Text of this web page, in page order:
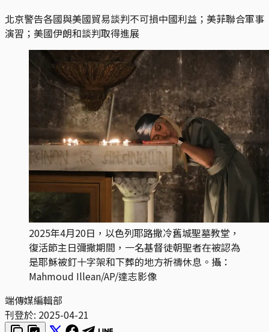
北京警告各國與美國貿易談判不可損中國利益；美菲聯合軍事
演習；美國伊朗和談判取得進展
2025年4月20日，以色列耶路撒冷舊城聖墓教堂，
復活節主日彌撒期間，一名基督徒朝聖者在被認為
是耶穌被釘十字架和下葬的地方祈禱休息。攝：
Mahmoud Illean/AP/達志影像
端傳媒編輯部
刊登於: 2025-04-21